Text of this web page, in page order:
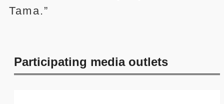
Tama.”
Participating media outlets